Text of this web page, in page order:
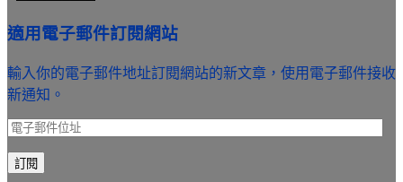
適用電子郵件訂閱網站
輸入你的電子郵件地址訂閱網站的新文章，使用電子郵件接收
新通知。
電
子
郵
訂閱